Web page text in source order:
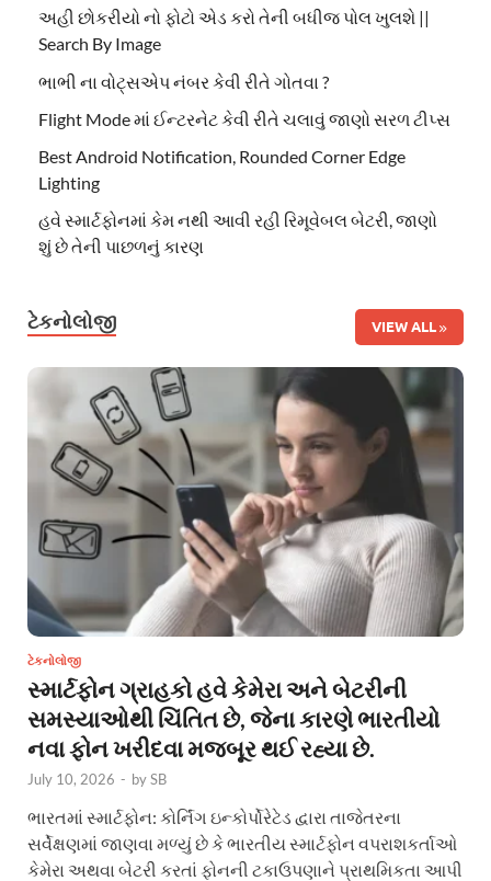
અહી છોકરીયો નો ફોટો એડ કરો તેની બધીજ પોલ ખુલશે ||
Search By Image
ભાભી ના વોટ્સએપ નંબર કેવી રીતે ગોતવા ?
Flight Mode માં ઈન્ટરનેટ કેવી રીતે ચલાવું જાણો સરળ ટીપ્સ
Best Android Notification, Rounded Corner Edge
Lighting
હવે સ્માર્ટફોનમાં કેમ નથી આવી રહી રિમૂવેબલ બેટરી, જાણો
શું છે તેની પાછળનું કારણ
ટેકનોલોજી VIEW ALL
ટેકનોલોજી
સ્માર્ટફોન ગ્રાહકો હવે કેમેરા અને બેટરીની
સમસ્યાઓથી ચિંતિત છે, જેના કારણે ભારતીયો
નવા ફોન ખરીદવા મજબૂર થઈ રહ્યા છે.
July 10, 2026 - bySB
ભારતમાં સ્માર્ટફોન: કોર્નિંગ ઇન્કોર્પોરેટેડ દ્વારા તાજેતરના
સર્વેક્ષણમાં જાણવા મળ્યું છે કે ભારતીય સ્માર્ટફોન વપરાશકર્તાઓ
કેમેરા અથવા બેટરી કરતાં ફોનની ટકાઉપણાને પ્રાથમિકતા આપી